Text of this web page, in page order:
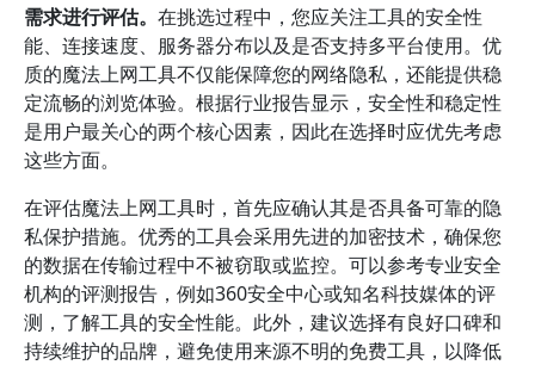
需求进行评估。 在挑选过程中，您应关注工具的安全性
能、连接速度、服务器分布以及是否支持多平台使用。优
质的魔法上网工具不仅能保障您的网络隐私，还能提供稳
定流畅的浏览体验。根据行业报告显示，安全性和稳定性
是用户最关心的两个核心因素，因此在选择时应优先考虑
这些方面。
在评估魔法上网工具时，首先应确认其是否具备可靠的隐
私保护措施。优秀的工具会采用先进的加密技术，确保您
的数据在传输过程中不被窃取或监控。可以参考专业安全
机构的评测报告，例如360安全中心或知名科技媒体的评
测，了解工具的安全性能。此外，建议选择有良好口碑和
持续维护的品牌，避免使用来源不明的免费工具，以降低